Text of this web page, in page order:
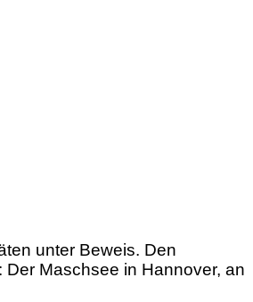
unter Beweis. Den
Maschsee in Hannover, an